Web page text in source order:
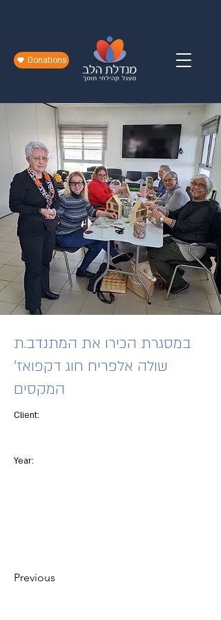
Donations
במסגרת הכירו את המתנדב.ת
שולה אלפריח חוג דקפואז'
המקסים
Client:
Year:
Previous